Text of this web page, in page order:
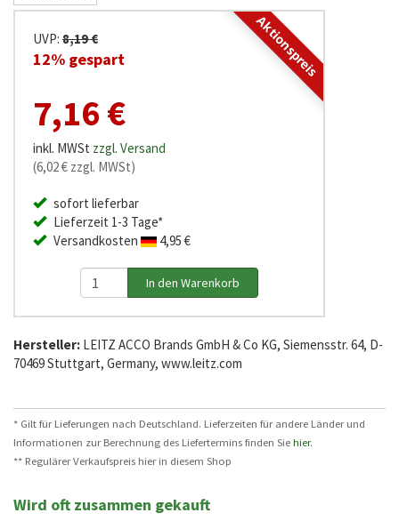
Aktionspreis
UVP: 8,19 €
12% gespart
7,16 €
inkl. MWSt zzgl. Versand
(6,02 € zzgl. MWSt)
sofort lieferbar
Lieferzeit 1-3 Tage*
Versandkosten
4,95 €
Hersteller: LEITZ ACCO Brands GmbH & Co KG, Siemensstr. 64, D-
70469 Stuttgart, Germany, www.leitz.com
* Gilt für Lieferungen nach Deutschland. Lieferzeiten für andere Länder und
Informationen zur Berechnung des Liefertermins finden Siehier.
** Regulärer Verkaufspreis hier in diesem Shop
Wird oft zusammen gekauft